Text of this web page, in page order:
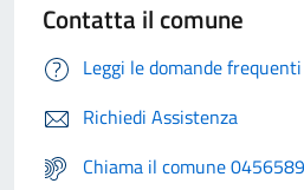
Contatta il comune
Leggi le domande frequenti
Richiedi Assistenza
Chiama il comune